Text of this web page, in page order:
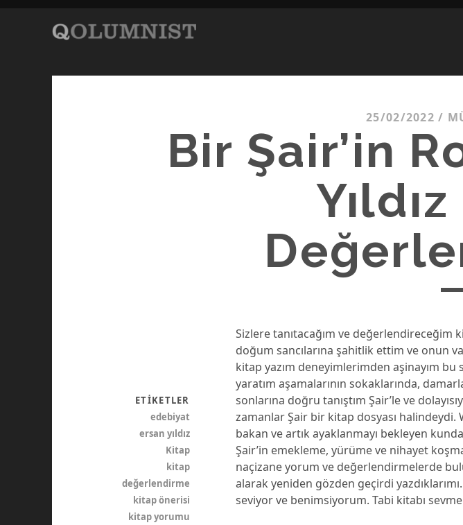
25/02/2022 /
Bir Şair’in
Sizlere tanıtacağım ve değerlendireceğim
doğum sancılarına şahitlik ettim ve onun
kitap yazım deneyimlerimden aşinayım
yaratım aşamalarının sokaklarında,
sonlarına doğru tanıştım Şair’le ve
zamanlar Şair bir kitap dosyası
bakan ve artık ayaklanmayı bekleyen
Şair’in emekleme, yürüme ve nihayet
naçizane yorum ve değerlendirmelerde
alarak yeniden gözden geçirdi
seviyor ve benimsiyorum. Tabi kitabı
ETIKETLER
edebiyat
ersan yıldız
Kitap
kitap
değerlendirme
kitap önerisi
kitap yorumu